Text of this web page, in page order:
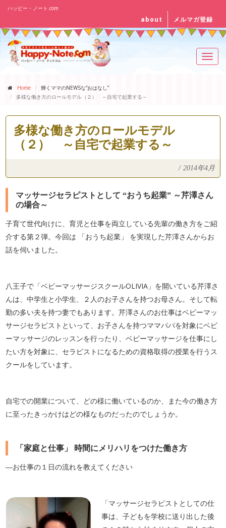
ハッピー・ノート.com
about メルマガ登録
Home
輝くママのNEWSな“おはなし”
多様な働き方のロールモデル（２） ～自宅で起業する～
多様な働き方のロールモデル
（２） ～自宅で起業する～
/ 2014年4月
マッサージセラピストとして “おうち起業” ～芹澤さん
の場合～
子育て世代向けに、育児と仕事を両立している先輩の働き方をご紹
介する第２弾。今回は 「おうち起業」 を実現した芹澤さんからお
話を伺いました。
八王子で「ベビーマッサージスクールOLIVIA」を開いている芹澤さ
んは、中学生と小学生、２人のお子さんを持つお母さん。そして転
勤の多い夫を持つ妻でもあります。芹澤さんのお仕事はベビーマッ
サージセラピストといって、お子さんを持つママパパを対象にベビ
ーマッサージのレッスンを行ったり、ベビーマッサージを仕事にし
たい方を対象に、セラピストになるための資格取得の授業を行うス
クールをしています。
自宅での開業について、どの様に働いているのか、また今の働き方
に至ったきっかけはどの様なものだったのでしょうか。
「家庭と仕事」 時間にメリハリをつけた働き方
―お仕事の１日の流れを教えてください
「マッサージセラピストとしての仕
事は、子どもを学校に送り出した後